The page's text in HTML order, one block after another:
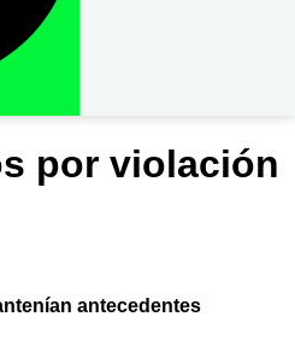
por violación
antecedentes